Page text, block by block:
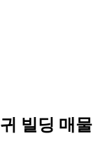
빌딩 매물